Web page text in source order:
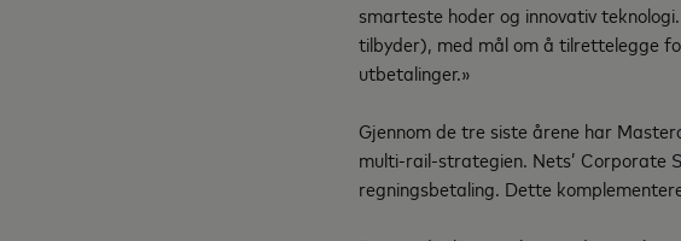
smarteste hoder og innovativ
tilbyder), med mål om å tilrettelegge
utbetalinger.»
Gjennom de tre siste årene har
multi-rail-strategien. Nets’ Corporate
regningsbetaling. Dette